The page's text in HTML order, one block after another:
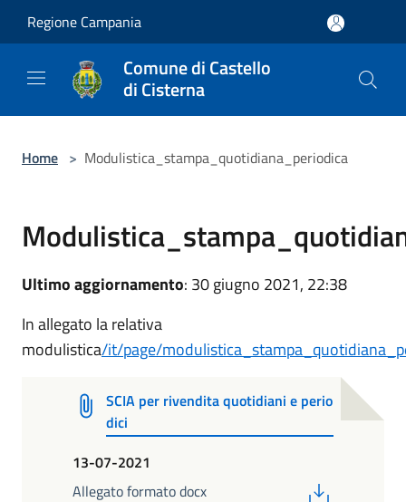
Regione Campania
Comune di Castello
di Cisterna
Home > Modulistica_stampa_quotidiana_periodica
Ultimo aggiornamento: 30 giugno 2021, 22:38
In allegato la relativa
modulistica/it/page/
SCIA per rivendita quotidiani e perio
dici
13-07-2021
Allegato formato docx